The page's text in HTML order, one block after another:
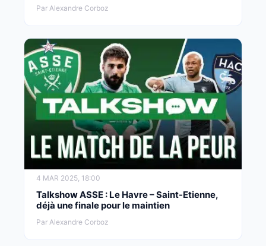
Par Alexandre Corboz
4 MAR 2025, 18:00
Talkshow ASSE : Le Havre – Saint-Etienne,
déjà une finale pour le maintien
Par Alexandre Corboz